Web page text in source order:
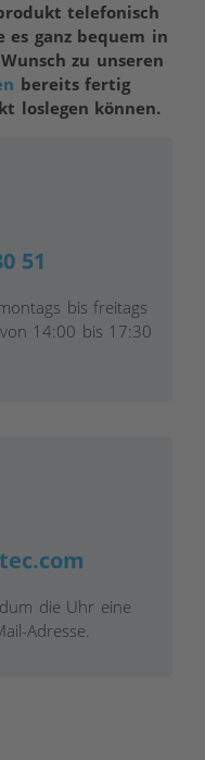
telefonisch
es ganz bequem in
zu unseren
bereits fertig
loslegen können.
51
bis freitags
14:00 bis 17:30
die Uhr eine
Adresse.